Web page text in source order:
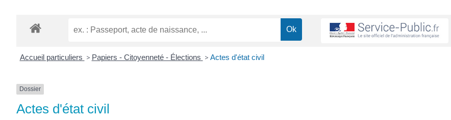
Accueil particuliers > Papiers - Citoyenneté - Élections > Actes d'état civil
Dossier
Actes d'état civil